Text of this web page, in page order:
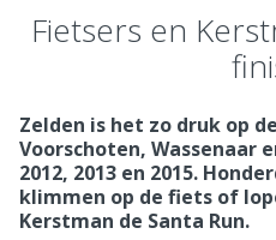
Fietsers en
Zelden is het zo druk op
Voorschoten, Wassenaar
2012, 2013 en 2015.
klimmen op de fiets of
Kerstman de Santa Run.